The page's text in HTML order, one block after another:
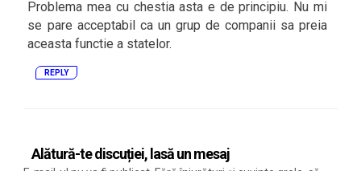
Problema mea cu chestia asta e de principiu. Nu mi
se pare acceptabil ca un grup de companii sa preia
aceasta functie a statelor.
REPLY
Alătură-te discuției, lasă un mesaj